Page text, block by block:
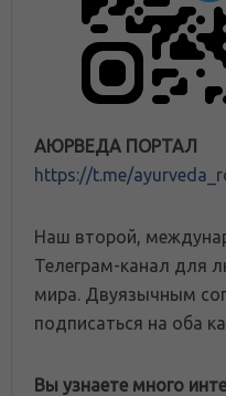
АЮРВЕДА ПОРТАЛ
https://t.me/
Наш второй,
Телеграм-канал для
мира. Двуязычным
подписаться на оба
Вы узнаете много